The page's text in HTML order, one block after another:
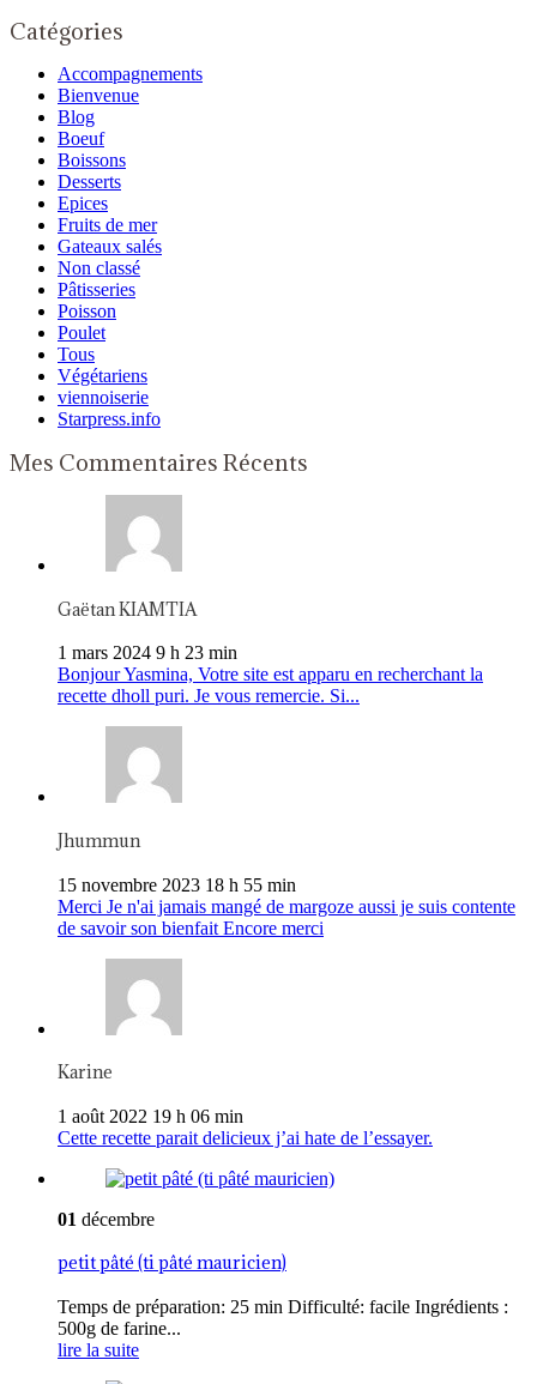
Catégories
Accompagnements
Bienvenue
Blog
Boeuf
Boissons
Desserts
Epices
Fruits de mer
Gateaux salés
Non classé
Pâtisseries
Poisson
Poulet
Tous
Végétariens
viennoiserie
Starpress.info
Mes Commentaires Récents
Gaëtan KIAMTIA
1 mars 2024 9 h 23 min
Bonjour Yasmina, Votre site est apparu en recherchant la
recette dholl puri. Je vous remercie. Si...
Jhummun
15 novembre 2023 18 h 55 min
Merci Je n'ai jamais mangé de margoze aussi je suis contente
de savoir son bienfait Encore merci
Karine
1 août 2022 19 h 06 min
Cette recette parait delicieux j’ai hate de l’essayer.
01 décembre
petit pâté (ti pâté mauricien)
Temps de préparation: 25 min Difficulté: facile Ingrédients :
500g de farine...
lire la suite